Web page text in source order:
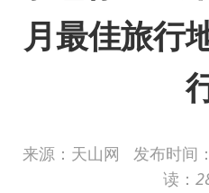
月最佳旅行
来源：天山网 发布时间：
读：
你以为新疆的风景只有一